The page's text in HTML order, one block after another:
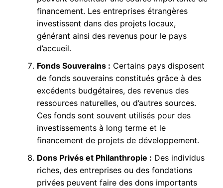
financement. Les entreprises étrangères
investissent dans des projets locaux,
générant ainsi des revenus pour le pays
d’accueil.
Fonds Souverains : Certains pays disposent
de fonds souverains constitués grâce à des
excédents budgétaires, des revenus des
ressources naturelles, ou d’autres sources.
Ces fonds sont souvent utilisés pour des
investissements à long terme et le
financement de projets de développement.
Dons Privés et Philanthropie : Des individus
riches, des entreprises ou des fondations
privées peuvent faire des dons importants